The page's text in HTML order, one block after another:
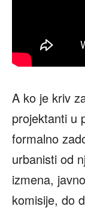
A ko je kriv
projektanti u
formalno
urbanisti od
izmena,
komisije, do